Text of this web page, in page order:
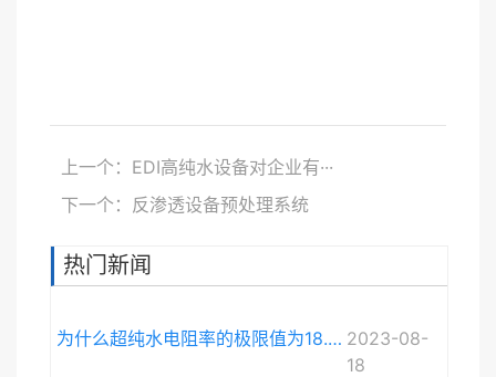
上一个：EDI高纯水设备对企业有···
下一个：反渗透设备预处理系统
热门新闻
为什么超纯水电阻率的极限值为18.248MΩ·cm而不是无限大？ 2023-08-
18